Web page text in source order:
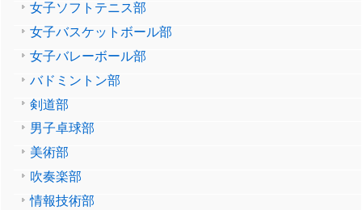
女子ソフトテニス部
女子バスケットボール部
女子バレーボール部
バドミントン部
剣道部
男子卓球部
美術部
吹奏楽部
情報技術部